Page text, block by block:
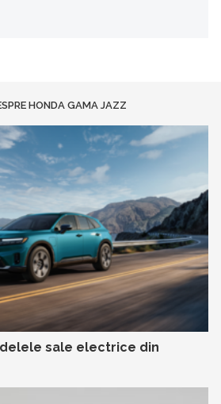
HONDA GAMA JAZZ
sale electrice din